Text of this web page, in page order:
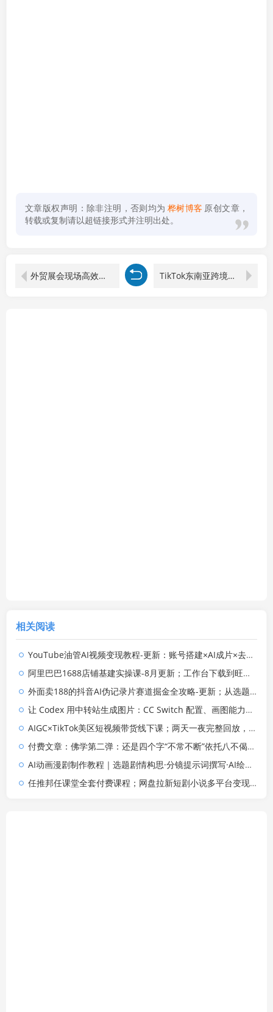
文章版权声明：除非注明，否则均为 桦树博客 原创文章，
转载或复制请以超链接形式并注明出处。
外贸展会现场高效接单干货课程，36步参展全流程规划，展前展中展后标准化获客成交体系 TikTok东南亚跨境电商实战训练营：多站点入驻+数据选品+ERP铺货+广告达人+直播发货全流程落地
相关阅读
YouTube油管AI视频变现教程-更新：账号搭建×AI成片×去重限流解决方案×YPP变现×AI真人生成×人物一致性
阿里巴巴1688店铺基建实操课-8月更新；工作台下载到旺铺装修客服分流，手把手搞定开店全部必备操作
外面卖188的抖音AI伪记录片赛道掘金全攻略-更新；从选题到发布十一大环节拆解，零基础也能做出高流量真实感内容
让 Codex 用中转站生成图片：CC Switch 配置、画图能力检测与全局 Skill 教程
AIGC×TikTok美区短视频带货线下课；两天一夜完整回放，12小时高清视频收录头部操盘手全流程教学
付费文章：佛学第二弹：还是四个字“不常不断”依托八不偈解读无我因果连续之理
AI动画漫剧制作教程｜选题剧情构思·分镜提示词撰写·AI绘图配音·2D动画制作·剪映实操完成完整漫剧成片
任推邦任课堂全套付费课程；网盘拉新短剧小说多平台变现，从入门到高阶零基础也能轻松上手实操